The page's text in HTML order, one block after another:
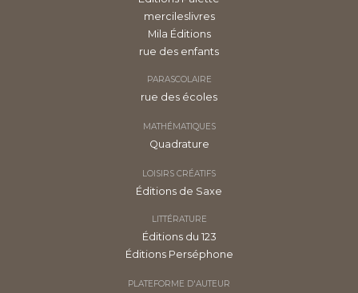
mercileslivres
Mila Éditions
rue des enfants
PARASCOLAIRE
rue des écoles
MATHÉMATIQUES
Quadrature
LOISIRS CRÉATIFS
Éditions de Saxe
LITTÉRATURE
Éditions du 123
Éditions Perséphone
PLATEFORME D'AUTEUR